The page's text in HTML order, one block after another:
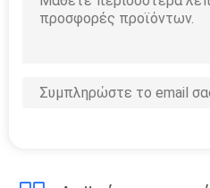
λουτρών